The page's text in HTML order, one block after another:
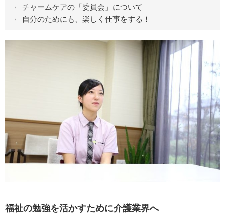
チャームケアの「委員会」について
自分のためにも、楽しく仕事をする！
福祉の勉強を活かすために介護業界へ